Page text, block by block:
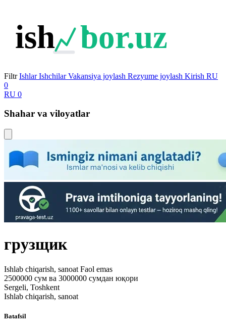
ish bor.uz
Filtr Ishlar Ishchilar Vakansiya joylash Rezyume joylash Kirish RU
0
RU 0
Shahar va viloyatlar
грузщик
Ishlab chiqarish, sanoat Faol emas
2500000 сум ва 3000000 сумдан юқори
Sergeli, Toshkent
Ishlab chiqarish, sanoat
Batafsil